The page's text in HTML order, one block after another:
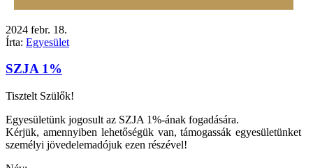
2024 febr. 18.
Írta: Egyesület
SZJA 1%
Tisztelt Szülők!
Egyesületünk jogosult az SZJA 1%-ának fogadására.
Kérjük, amennyiben lehetőségük van, támogassák egyesületünket
személyi jövedelemadójuk ezen részével!